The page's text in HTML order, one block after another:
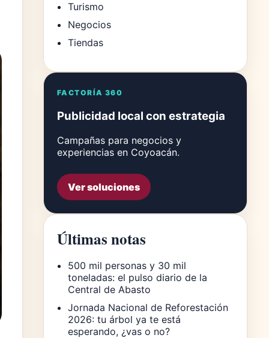
Turismo
Negocios
Tiendas
FACTORÍA 360
Publicidad local con estrategia
Campañas para negocios y
experiencias en Coyoacán.
Ver soluciones
Últimas notas
500 mil personas y 30 mil
toneladas: el pulso diario de la
Central de Abasto
Jornada Nacional de Reforestación
2026: tu árbol ya te está
esperando, ¿vas o no?